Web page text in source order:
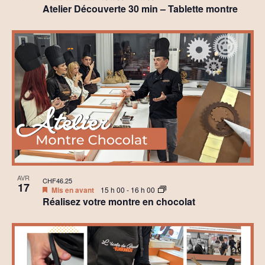
t
i
o
n
d
e
v
s
É
n
e
m
e
t
t
o
V
e
w
Atelier Découverte 30 min – Tablette montre
AVR
17
Réalisez votre montre en chocolat
Mis en avant 15 h 00 - 16 h 00
CHF46.25